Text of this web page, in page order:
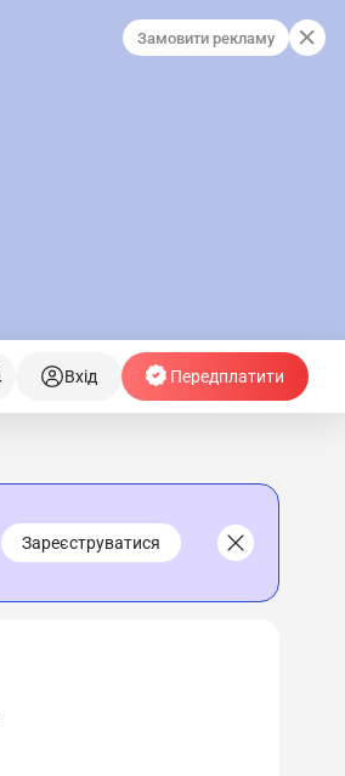
Замовити рекламу
Вхід Передплатити
Зареєструватися